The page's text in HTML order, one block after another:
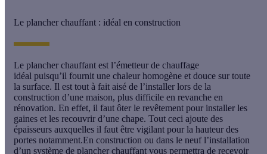
Le plancher chauffant : idéal en construction
Le plancher chauffant est l’émetteur de chauffage
idéal puisqu’il fournit une chaleur homogène et douce sur toute
la surface. Il est tout à fait aisé de l’installer lors de la
construction d’une maison, plus difficile en revanche en
rénovation. En effet, il faut ôter le revêtement pour installer les
gaines et les recouvrir d’une chape. Tout ceci ajoute des
épaisseurs auxquelles il faut être vigilant pour la hauteur des
portes notamment.En construction ou dans le neuf l’installation
d’un système de plancher chauffant vous permettra de recevoir